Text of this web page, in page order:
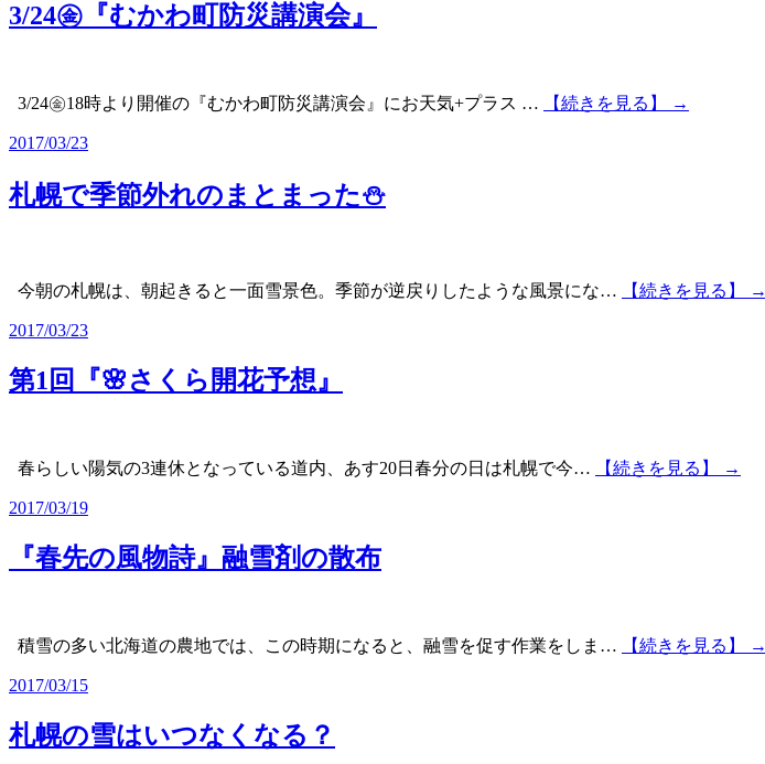
3/24㊎『むかわ町防災講演会』
3/24㊎18時より開催の『むかわ町防災講演会』にお天気+プラス … 【続きを見る】 →
2017/03/23
札幌で季節外れのまとまった⛄
今朝の札幌は、朝起きると一面雪景色。季節が逆戻りしたような風景にな… 【続きを見る】 →
2017/03/23
第1回『🌸さくら開花予想』
春らしい陽気の3連休となっている道内、あす20日春分の日は札幌で今… 【続きを見る】 →
2017/03/19
『春先の風物詩』融雪剤の散布
積雪の多い北海道の農地では、この時期になると、融雪を促す作業をしま… 【続きを見る】 →
2017/03/15
札幌の雪はいつなくなる？